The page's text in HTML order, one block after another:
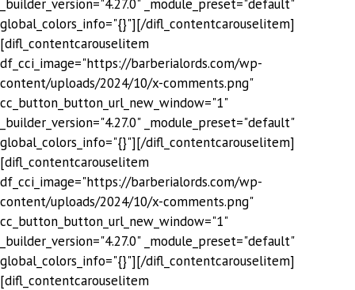
_builder_version="4.27.0" _module_preset="default"
global_colors_info="{}"][/difl_contentcarouselitem]
[difl_contentcarouselitem
df_cci_image="https://barberialords.com/wp-
content/uploads/2024/10/x-comments.png"
cc_button_button_url_new_window="1"
_builder_version="4.27.0" _module_preset="default"
global_colors_info="{}"][/difl_contentcarouselitem]
[difl_contentcarouselitem
df_cci_image="https://barberialords.com/wp-
content/uploads/2024/10/x-comments.png"
cc_button_button_url_new_window="1"
_builder_version="4.27.0" _module_preset="default"
global_colors_info="{}"][/difl_contentcarouselitem]
[difl_contentcarouselitem